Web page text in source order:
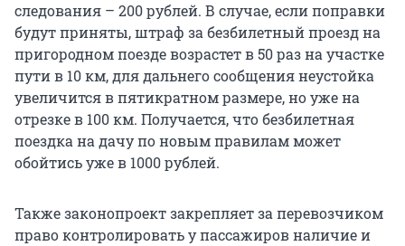
следования – 200 рублей. В случае, если поправки
будут приняты, штраф за безбилетный проезд на
пригородном поезде возрастет в 50 раз на участке
пути в 10 км, для дальнего сообщения неустойка
увеличится в пятикратном размере, но уже на
отрезке в 100 км. Получается, что безбилетная
поездка на дачу по новым правилам может
обойтись уже в 1000 рублей.
Также законопроект закрепляет за перевозчиком
право контролировать у пассажиров наличие и